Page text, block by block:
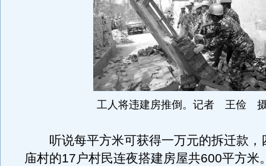
工人将违建房推倒。记者 王俭
听说每平方米可获得一万元的拆迁款，
庙村的17户村民连夜搭建房屋共600平方米